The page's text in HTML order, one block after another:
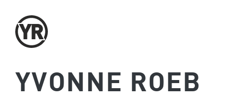
Inhalt
springen
YVONNE ROEB